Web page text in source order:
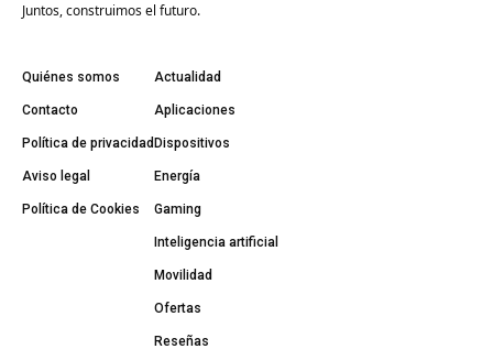
Juntos, construimos el futuro.
Quiénes somos
Contacto
Política de privacidad
Aviso legal
Política de Cookies
Actualidad
Aplicaciones
Dispositivos
Energía
Gaming
Inteligencia artificial
Movilidad
Ofertas
Reseñas